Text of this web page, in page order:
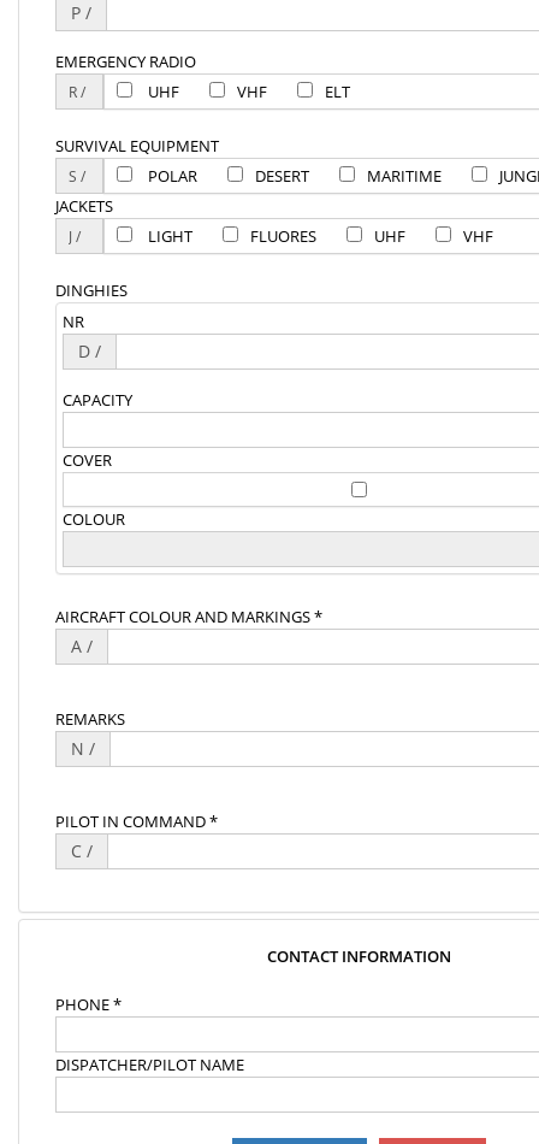
P /
EMERGENCY RADIO
UHF
VHF ELT
SURVIVAL EQUIPMENT
POLAR
DESERT MARITIME
JACKETS
LIGHT
FLUORES UHF VHF
DINGHIES
NR
D /
CAPACITY
COVER
COLOUR
AIRCRAFT COLOUR AND MARKINGS *
A /
REMARKS
N /
PILOT IN COMMAND *
C /
CONTACT INFORMATION
PHONE *
DISPATCHER/PILOT NAME